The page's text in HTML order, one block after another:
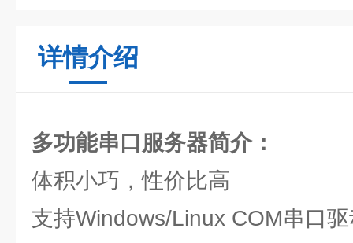
详情介绍
多功能串口服务器简介：
体积小巧，性价比高
支持Windows/Linux COM串口